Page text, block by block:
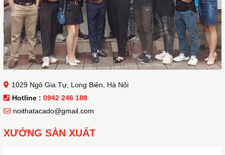
1029 Ngô Gia Tự, Long Biên, Hà Nội
Hotline : 0942 246 188
noithatacado@gmail.com
XƯỞNG SẢN XUẤT